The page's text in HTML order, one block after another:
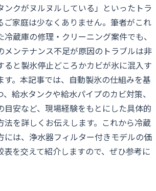
ンクがヌルヌルしている」といったトラ
ご家庭は少なくありません。筆者がこれ
冷蔵庫の修理・クリーニング案件でも、
メンテナンス不足が原因のトラブルは非
ると製氷停止どころかカビが氷に混入す
す。本記事では、自動製氷の仕組みを基
給水タンクや給水パイプのカビ対策、
目安など、現場経験をもとにした具体的
法を詳しくお伝えします。これから冷蔵
には、浄水器フィルター付きモデルの価
表を交えて紹介しますので、ぜひ参考に